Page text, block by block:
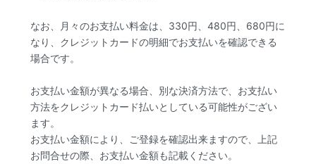
なお、月々のお支払い料金は、330円、480円、680円に
なり、クレジットカードの明細でお支払いを確認できる
場合です。
お支払い金額が異なる場合、別な決済方法で、お支払い
方法をクレジットカード払いとしている可能性がござい
ます。
お支払い金額により、ご登録を確認出来ますので、上記
お問合せの際、お支払い金額も記載ください。